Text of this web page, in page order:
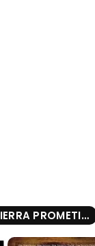
PROMETIDA